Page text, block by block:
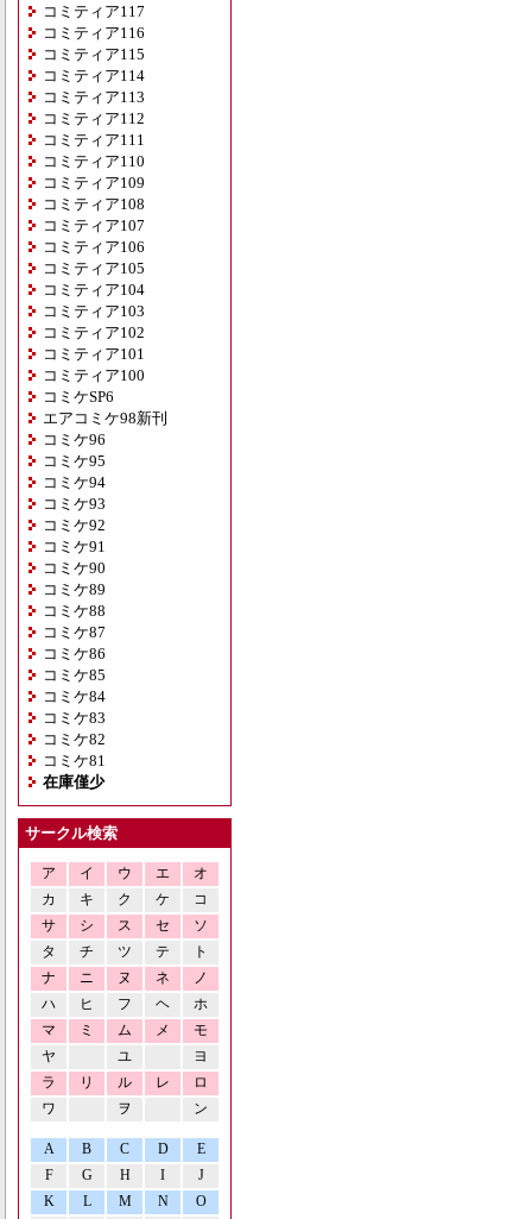
コミティア117
コミティア116
コミティア115
コミティア114
コミティア113
コミティア112
コミティア111
コミティア110
コミティア109
コミティア108
コミティア107
コミティア106
コミティア105
コミティア104
コミティア103
コミティア102
コミティア101
コミティア100
コミケSP6
エアコミケ98新刊
コミケ96
コミケ95
コミケ94
コミケ93
コミケ92
コミケ91
コミケ90
コミケ89
コミケ88
コミケ87
コミケ86
コミケ85
コミケ84
コミケ83
コミケ82
コミケ81
在庫僅少
サークル検索
ア イ ウ エ
オ
カ
キ ク ケ
コ
サ
シ ス セ
ソ
タ
チ ツ テ
ト
ナ
ニ ヌ ネ
ノ
ハ
ヒ フ ヘ
ホ
マ
ミ ム メ
モ
ヤ
ユ
ヨ
ラ
リ ル レ
ロ
ワ
ヲ ン
A B C D
E
F
G H I
J
K
L M N O